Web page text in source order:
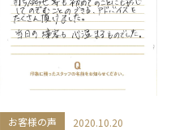
お客様の声 2020.10.20